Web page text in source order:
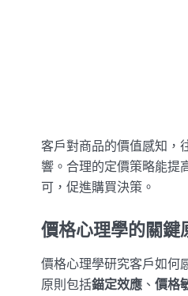
客戶對商品的價值感知，
響。合理的定價策略能提
可，促進購買決策。
價格心理學的關鍵
價格心理學研究客戶如何
原則包括錨定效應 、 價格